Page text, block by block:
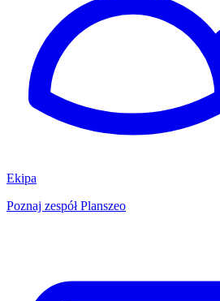
Ekipa
Poznaj zespół Planszeo